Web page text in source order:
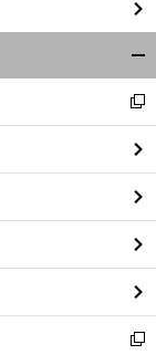
閉
る
新
し
い
ウ
ィ
ン
ド
ウ
で
開
く
新